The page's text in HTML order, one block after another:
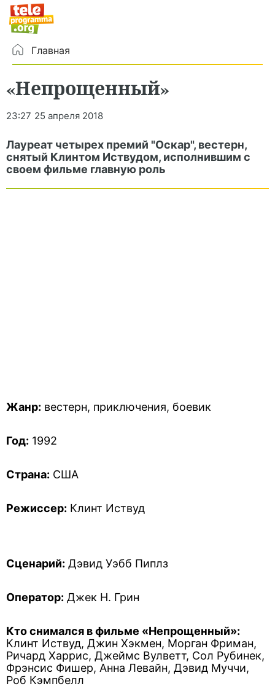
Главная
«Непрощенный»
23:27 25 апреля 2018
Лауреат четырех премий "Оскар", вестерн,
снятый Клинтом Иствудом, исполнившим с
своем фильме главную роль
Жанр: вестерн, приключения, боевик
Год: 1992
Страна: США
Режиссер: Клинт Иствуд
Сценарий: Дэвид Уэбб Пиплз
Оператор: Джек Н. Грин
Кто снимался в фильме «Непрощенный»:
Клинт Иствуд, Джин Хэкмен, Морган Фриман,
Ричард Харрис, Джеймс Вулветт, Сол Рубинек,
Фрэнсис Фишер, Анна Левайн, Дэвид Муччи,
Роб Кэмпбелл